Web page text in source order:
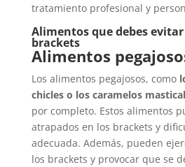
tratamiento profesional y
Alimentos que debes
brackets
Alimentos
Los alimentos pegajosos, como
chicles o los caramelos
por completo. Estos alimentos
atrapados en los brackets y
adecuada. Además, pueden
los brackets y provocar que se